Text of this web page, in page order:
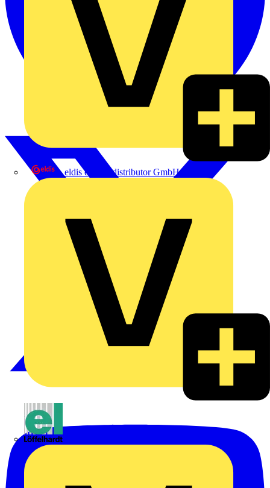
eldis electro distributor GmbH